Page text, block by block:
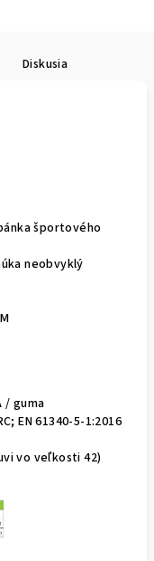
Diskusia
športového
neobvyklý
/ guma
EN 61340-5-1:2016
vo veľkosti 42)